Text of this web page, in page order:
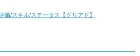
価/スキル/ステータス【グリアド】